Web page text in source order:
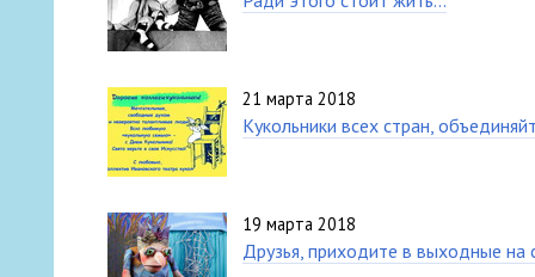
21 марта 2018
Кукольники всех стран,
19 марта 2018
Друзья, приходите в выходные на